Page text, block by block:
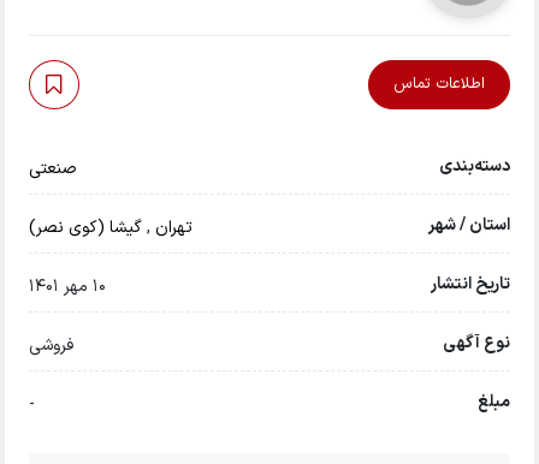
اطلاعات تماس
دسته‌بندی صنعتی
استان / شهر تهران,گیشا (کوی نصر)
تاریخ انتشار 10 مهر 1401
نوع آگهی فروشی
مبلغ -